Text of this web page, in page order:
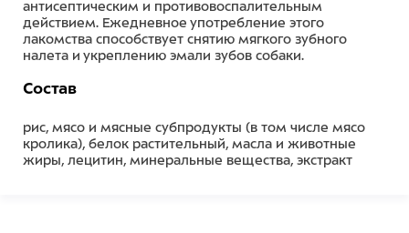
антисептическим и противовоспалительным
действием. Ежедневное употребление этого
лакомства способствует снятию мягкого зубного
налета и укреплению эмали зубов собаки.
Состав
рис, мясо и мясные субпродукты (в том числе мясо
кролика), белок растительный, масла и животные
жиры, лецитин, минеральные вещества, экстракт